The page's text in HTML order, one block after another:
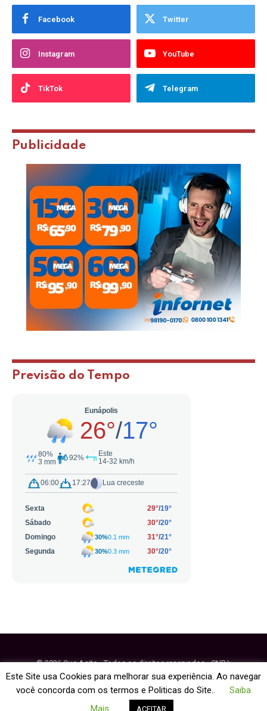
Facebook Twitter
Instagram YouTube
TikTok Telegram
Publicidade
Previsão do Tempo
© 2026 Que Agito - Todos os direitos reservados - CNPJ:
64.884.270/0001-95
Política de Cookies
Este Site usa Cookies para melhorar sua experiência. Ao navegar
você concorda com os termos e Politicas do Site..
Saiba
Mais...
ACEITAR